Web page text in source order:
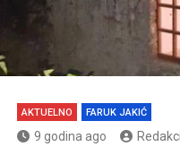
AKTUELNO FARUK JAKIĆ
9 godina ago